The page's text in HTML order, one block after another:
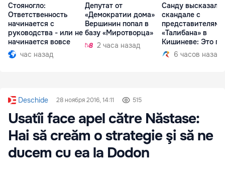
Стояногло:
Ответственность
начинается с
руководства - или не
начинается вовсе
час назад
Депутат от
«Демократии дома»
Вершинин попал в
базу «Миротворца»
2 часа назад
Санду
скандале с
представителями
«Талибана» в
Кишиневе: Это
6 часов назад
Deschide 28 ноября 2016, 14:11 515
Usatîi face apel către Năstase:
Hai să creăm o strategie şi să ne
ducem cu ea la Dodon